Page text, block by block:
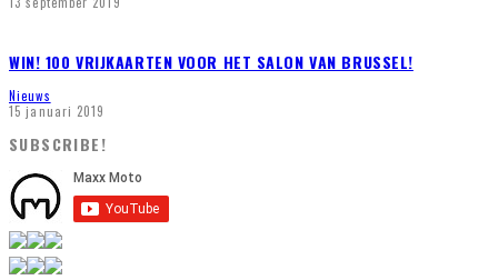
WIN! 100 VRIJKAARTEN VOOR HET SALON VAN BRUSSEL!
Nieuws
15 januari 2019
SUBSCRIBE!